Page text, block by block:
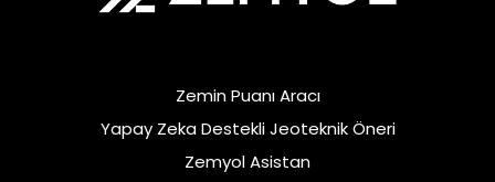
Zemin Puanı Aracı
Yapay Zeka Destekli Jeoteknik Öneri
Zemyol Asistan